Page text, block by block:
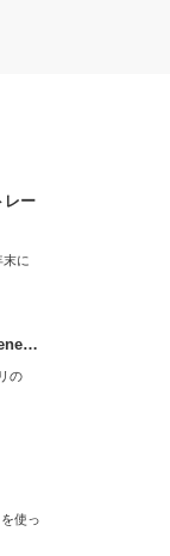
レー
末に
の
使っ